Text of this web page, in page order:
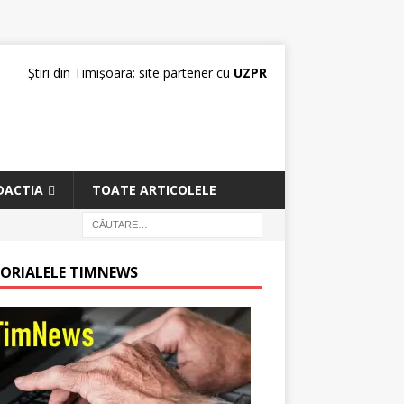
Știri din Timișoara; site partener cu UZPR
TOATE ARTICOLELE
TIMNEWS